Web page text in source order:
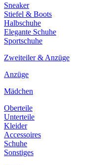
Sneaker
Stiefel & Boots
Halbschuhe
Elegante Schuhe
Sportschuhe
Zweiteiler & Anzüge
Anzüge
Mädchen
Oberteile
Unterteile
Kleider
Accessoires
Schuhe
Sonstiges